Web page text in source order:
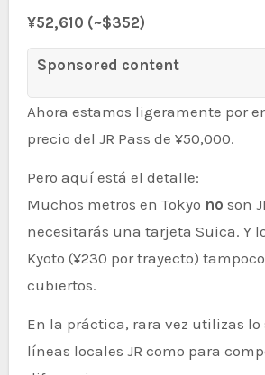
¥52,610 (~$352)
Sponsored content
Ahora estamos ligeramente por
precio del JR Pass de ¥50,000.
Pero aquí está el detalle:
Muchos metros en Tokyo no son
necesitarás una tarjeta Suica. Y
Kyoto (¥230 por trayecto)
cubiertos.
En la práctica, rara vez utilizas
líneas locales JR como para